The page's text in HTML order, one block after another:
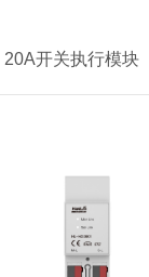
20A开关执行模块